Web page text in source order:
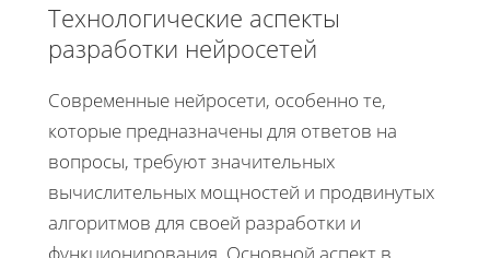
Технологические аспекты
разработки нейросетей
Современные нейросети, особенно те,
которые предназначены для ответов на
вопросы, требуют значительных
вычислительных мощностей и продвинутых
алгоритмов для своей разработки и